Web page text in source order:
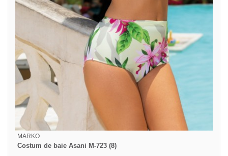
MARKO
Costum de baie Asani M-723 (8)